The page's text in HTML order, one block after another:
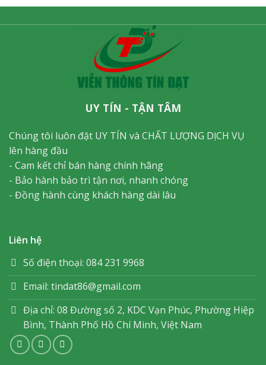
UY TÍN - TẬN TÂM
Chúng tôi luôn đặt UY TÍN và CHẤT LƯỢNG DỊCH VỤ
lên hàng đầu
- Cam kết chỉ bán hàng chính hãng
- Bảo hành bảo trì tận nơi, nhanh chóng
- Đồng hành cùng khách hàng dài lâu
Liên hệ
Số điện thoại: 084 231 9968
Email: tindat86@gmail.com
Địa chỉ: 08 Đường số 2, KDC Vạn Phúc, Phường Hiệp
Bình, Thành Phố Hồ Chí Minh, Việt Nam